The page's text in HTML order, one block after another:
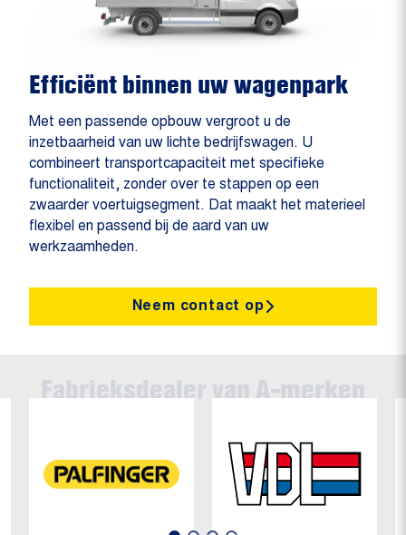
Efficiënt binnen uw wagenpark
Met een passende opbouw vergroot u de
inzetbaarheid van uw lichte bedrijfswagen. U
combineert transportcapaciteit met specifieke
functionaliteit, zonder over te stappen op een
zwaarder voertuigsegment. Dat maakt het materieel
flexibel en passend bij de aard van uw
werkzaamheden.
Neem contact op